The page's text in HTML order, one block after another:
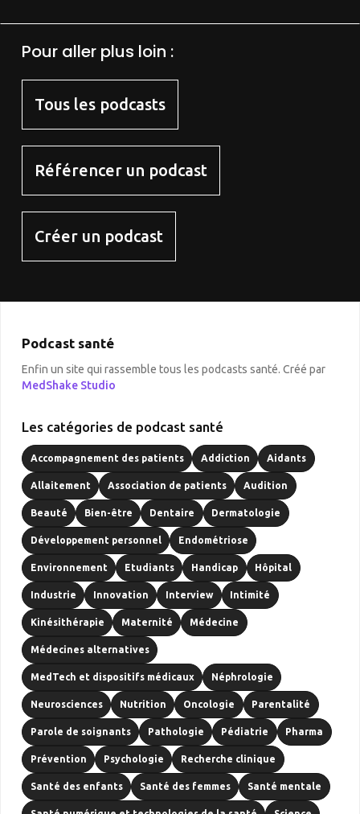
Pour aller plus loin :
Tous les podcasts
Référencer un podcast
Créer un podcast
Podcast santé
Enfin un site qui rassemble tous les podcasts santé. Créé par
MedShake Studio
Les catégories de podcast santé
Accompagnement des patients Addiction Aidants
Allaitement Association de patients Audition
Beauté Bien-être Dentaire Dermatologie
Développement personnel Endométriose
Environnement Etudiants Handicap Hôpital
Industrie Innovation Interview Intimité
Kinésithérapie Maternité Médecine
Médecines alternatives
MedTech et dispositifs médicaux Néphrologie
Neurosciences Nutrition Oncologie Parentalité
Parole de soignants Pathologie Pédiatrie Pharma
Prévention Psychologie Recherche clinique
Santé des enfants Santé des femmes Santé mentale